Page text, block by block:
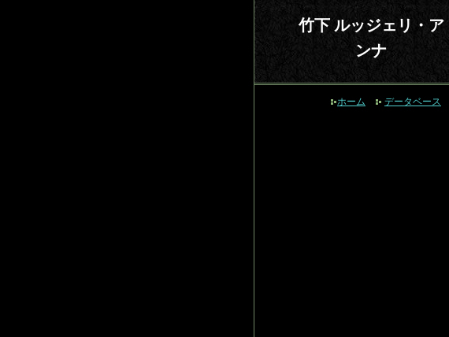
竹下 ルッジェリ・ア
ンナ
ホーム データベース